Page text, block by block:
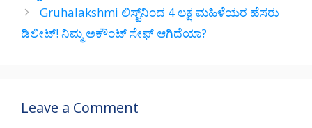
Gruhalakshmi ಲಿಸ್ಟ್‌ನಿಂದ 4 ಲಕ್ಷ ಮಹಿಳೆಯರ ಹೆಸರು
ಡಿಲೀಟ್! ನಿಮ್ಮ ಅಕೌಂಟ್ ಸೇಫ್ ಆಗಿದೆಯಾ?
Leave a Comment